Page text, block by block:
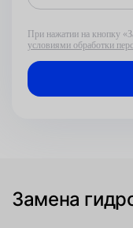
При нажатии на кнопку
условиями обработки
Замена